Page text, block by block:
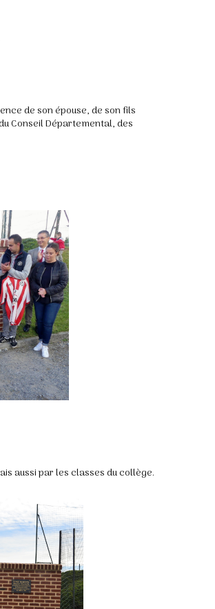
de son épouse, de son fils
Conseil Départemental, des
aussi par les classes du collège.